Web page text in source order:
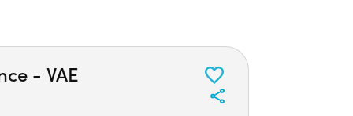
connecté
guest
- VAE